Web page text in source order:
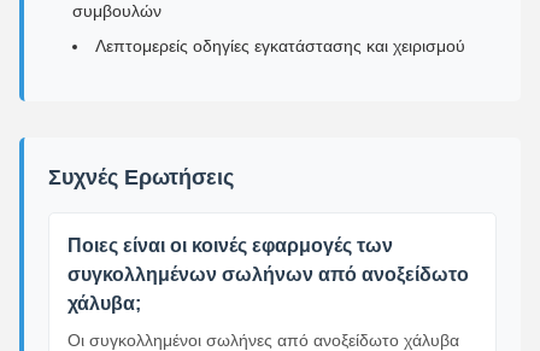
συμβουλών
Λεπτομερείς οδηγίες εγκατάστασης και χειρισμού
Συχνές Ερωτήσεις
Ποιες είναι οι κοινές εφαρμογές των
συγκολλημένων σωλήνων από ανοξείδωτο
χάλυβα;
Οι συγκολλημένοι σωλήνες από ανοξείδωτο χάλυβα